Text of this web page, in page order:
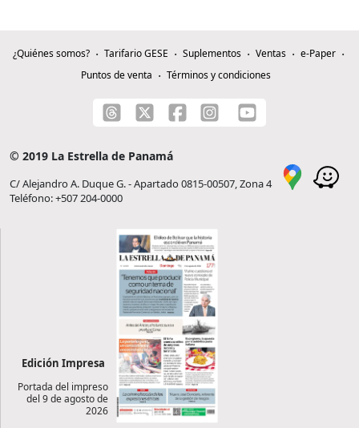
¿Quiénes somos? Tarifario GESE Suplementos Ventas
e-Paper
Puntos de venta
Términos y condiciones
© 2019 La Estrella de Panamá
C/ Alejandro A. Duque G. - Apartado 0815-00507, Zona 4
Teléfono: +507 204-0000
Edición Impresa
Portada del impreso
del 9 de agosto de
2026